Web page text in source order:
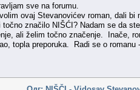
sve na forumu.
ovaj Stevanovićev roman, dali bi
točno značilo NIŠĆI? Nadam se da
ali želim točno značenje. Inače,
topla preporuka. Radi se o